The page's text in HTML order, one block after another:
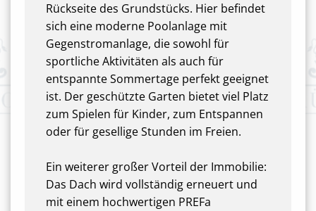
Rückseite des Grundstücks. Hier befindet
sich eine moderne Poolanlage mit
Gegenstromanlage, die sowohl für
sportliche Aktivitäten als auch für
entspannte Sommertage perfekt geeignet
ist. Der geschützte Garten bietet viel Platz
zum Spielen für Kinder, zum Entspannen
oder für gesellige Stunden im Freien.
Ein weiterer großer Vorteil der Immobilie:
Das Dach wird vollständig erneuert und
mit einem hochwertigen PREFa